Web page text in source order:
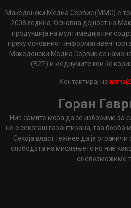
Македонски Медиа Сервис (ММС) е
2008 година. Основна дејност на
продукција на мултимедијални
преку основниот информативен
Македонски Медиа Сервис се
(B2P) и медиумите кои ќе
Контактирај не
Горан
"Ние самите мора да се избориме за
не е секогаш гарантирана, таа борба
Секоја власт тежнее да ја
слободата на мислењето но ние
оневозможиме